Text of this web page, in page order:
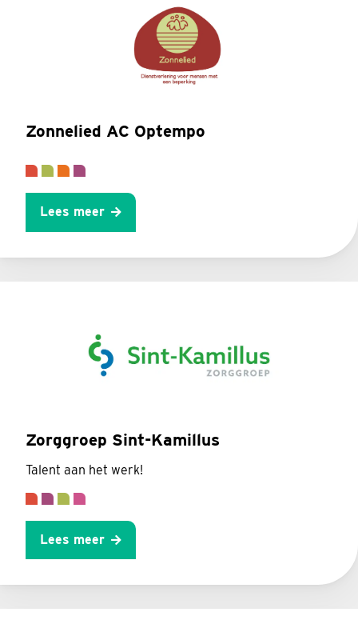
Zonnelied AC Optempo
Lees meer
Zorggroep Sint-Kamillus
Talent aan het werk!
Lees meer